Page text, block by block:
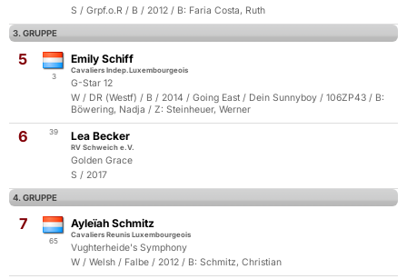
S / Grpf.o.R / B / 2012 / B: Faria Costa, Ruth
3. GRUPPE
5
3
Emily Schiff
Cavaliers Indep.Luxembourgeois
G-Star 12
W / DR (Westf) / B / 2014 / Going East / Dein Sunnyboy / 106ZP43 / B:
Böwering, Nadja / Z: Steinheuer, Werner
6 39 Lea Becker
RV Schweich e.V.
Golden Grace
S / 2017
4. GRUPPE
7
65
Ayleïah Schmitz
Cavaliers Reunis Luxembourgeois
Vughterheide's Symphony
W / Welsh / Falbe / 2012 / B: Schmitz, Christian